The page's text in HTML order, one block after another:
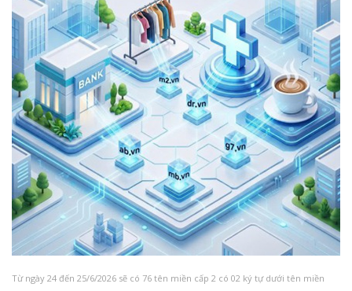
Từ ngày 24 đến 25/6/2026 sẽ có 76 tên miền cấp 2 có 02 ký tự dưới tên miền